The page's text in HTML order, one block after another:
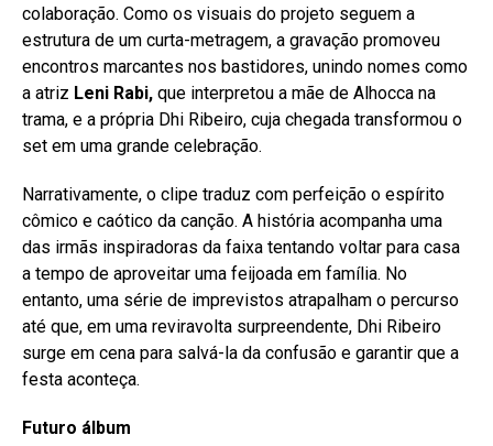
colaboração. Como os visuais do projeto seguem a
estrutura de um curta-metragem, a gravação promoveu
encontros marcantes nos bastidores, unindo nomes como
a atriz Leni Rabi, que interpretou a mãe de Alhocca na
trama, e a própria Dhi Ribeiro, cuja chegada transformou o
set em uma grande celebração.
Narrativamente, o clipe traduz com perfeição o espírito
cômico e caótico da canção. A história acompanha uma
das irmãs inspiradoras da faixa tentando voltar para casa
a tempo de aproveitar uma feijoada em família. No
entanto, uma série de imprevistos atrapalham o percurso
até que, em uma reviravolta surpreendente, Dhi Ribeiro
surge em cena para salvá-la da confusão e garantir que a
festa aconteça.
Futuro álbum